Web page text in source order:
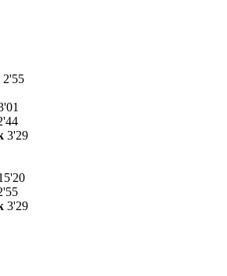
2'55
3'29
3'29